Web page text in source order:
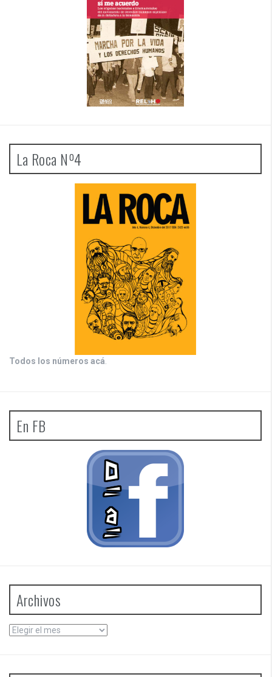
La Roca Nº4
Todos los números acá
En FB
Archivos
Archivos